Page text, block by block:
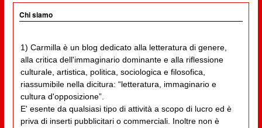
Chi siamo
1) Carmilla è un blog dedicato alla letteratura di genere,
alla critica dell'immaginario dominante e alla riflessione
culturale, artistica, politica, sociologica e filosofica,
riassumibile nella dicitura: “letteratura, immaginario e
cultura d'opposizione”.
E' esente da qualsiasi tipo di attività a scopo di lucro ed è
priva di inserti pubblicitari o commerciali. Inoltre non è